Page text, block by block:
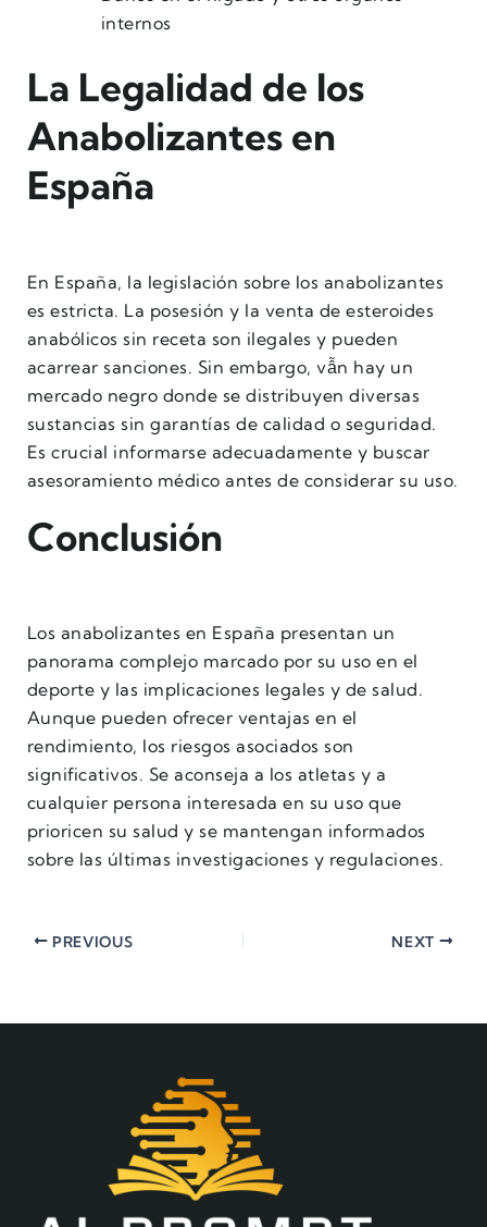
internos
La Legalidad de los
Anabolizantes en
España
En España, la legislación sobre los anabolizantes
es estricta. La posesión y la venta de esteroides
anabólicos sin receta son ilegales y pueden
acarrear sanciones. Sin embargo, vẫn hay un
mercado negro donde se distribuyen diversas
sustancias sin garantías de calidad o seguridad.
Es crucial informarse adecuadamente y buscar
asesoramiento médico antes de considerar su uso.
Conclusión
Los anabolizantes en España presentan un
panorama complejo marcado por su uso en el
deporte y las implicaciones legales y de salud.
Aunque pueden ofrecer ventajas en el
rendimiento, los riesgos asociados son
significativos. Se aconseja a los atletas y a
cualquier persona interesada en su uso que
prioricen su salud y se mantengan informados
sobre las últimas investigaciones y regulaciones.
PREVIOUS NEXT